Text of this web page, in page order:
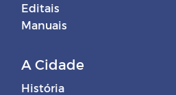
Editais
Manuais
A Cidade
História